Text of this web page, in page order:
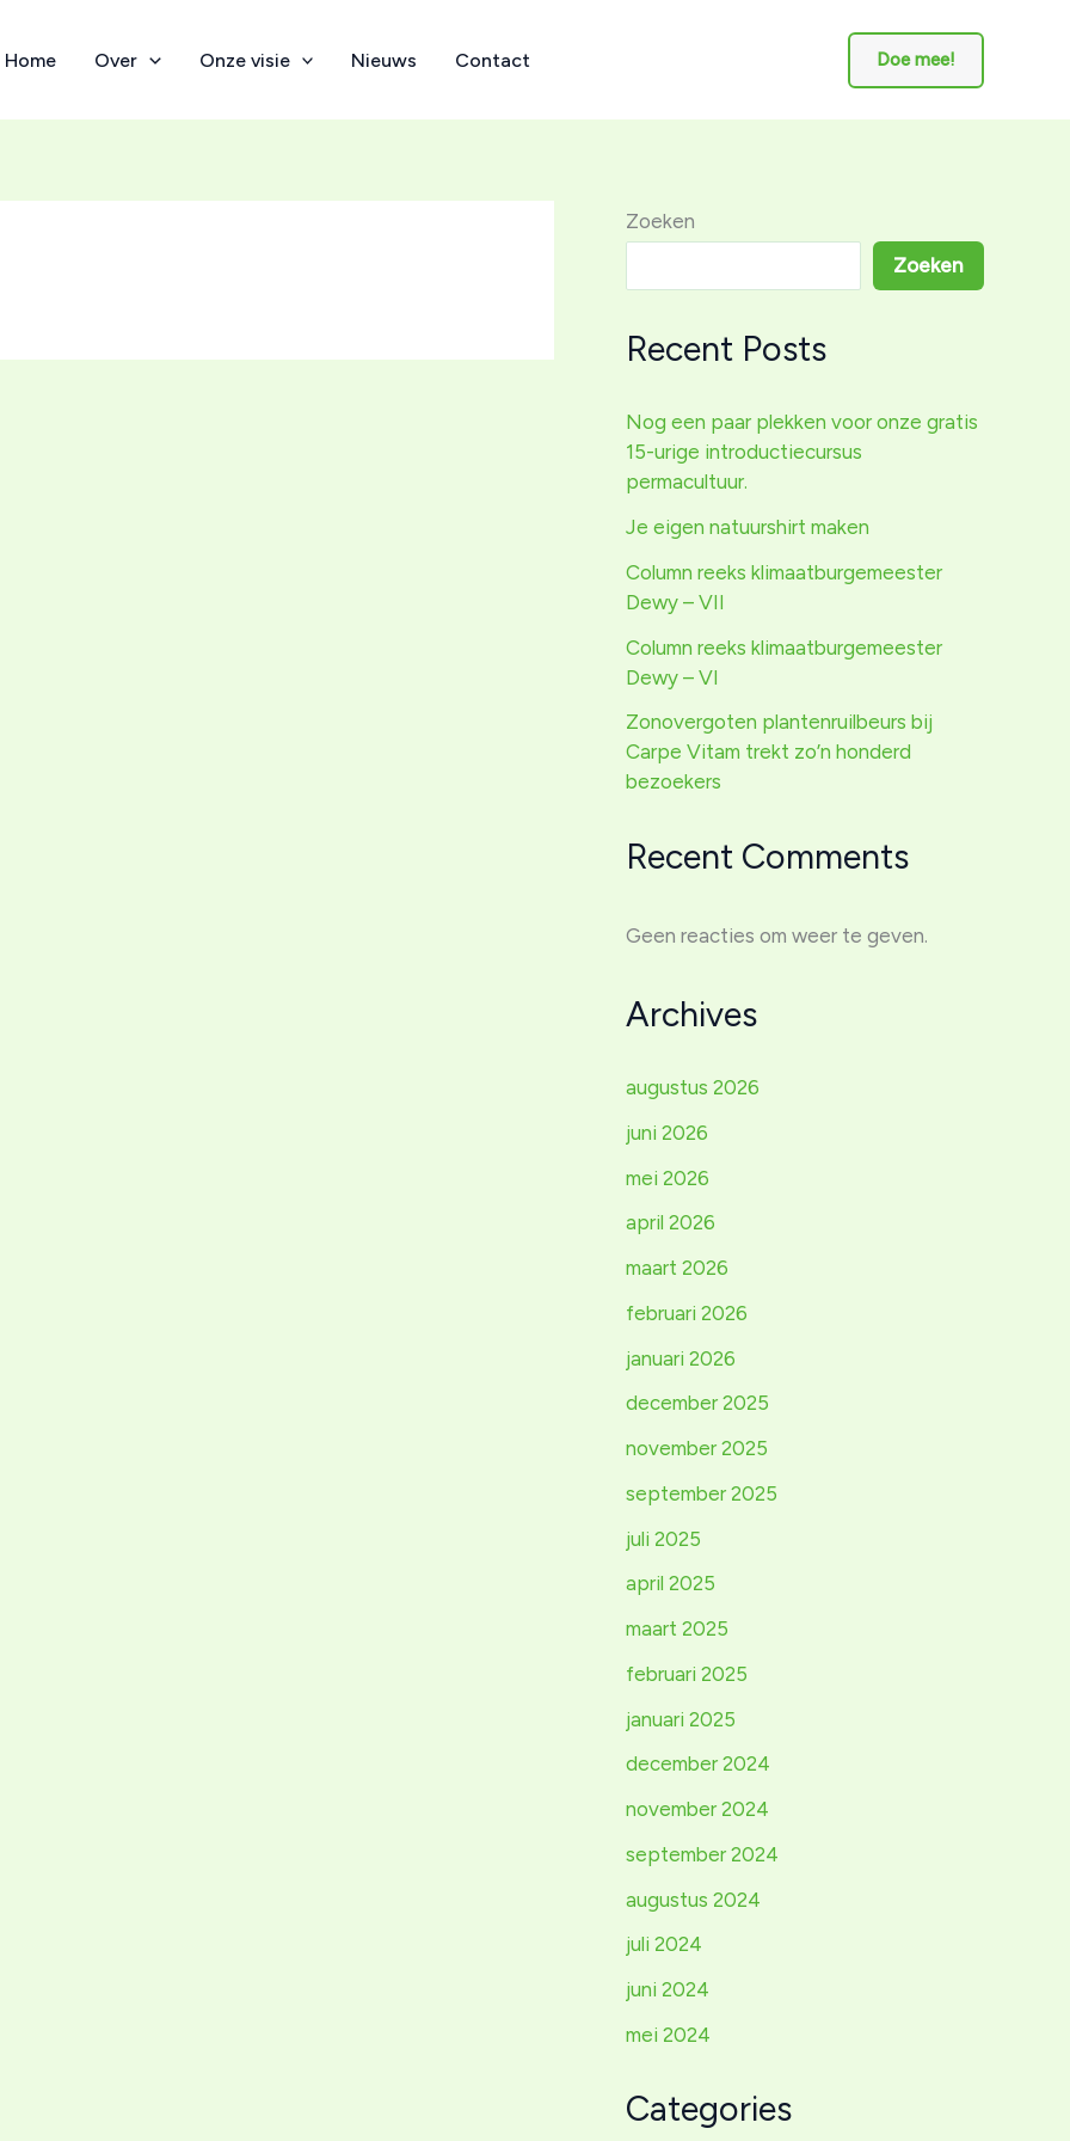
Home Over Onze visie Nieuws Contact Doe mee!
Zoeken
Zoeken
Recent Posts
Nog een paar plekken voor onze gratis
15-urige introductiecursus
permacultuur.
Je eigen natuurshirt maken
Column reeks klimaatburgemeester
Dewy – VII
Column reeks klimaatburgemeester
Dewy – VI
Zonovergoten plantenruilbeurs bij
Carpe Vitam trekt zo’n honderd
bezoekers
Recent Comments
Geen reacties om weer te geven.
Archives
augustus 2026
juni 2026
mei 2026
april 2026
maart 2026
februari 2026
januari 2026
december 2025
november 2025
september 2025
juli 2025
april 2025
maart 2025
februari 2025
januari 2025
december 2024
november 2024
september 2024
augustus 2024
juli 2024
juni 2024
mei 2024
Categories